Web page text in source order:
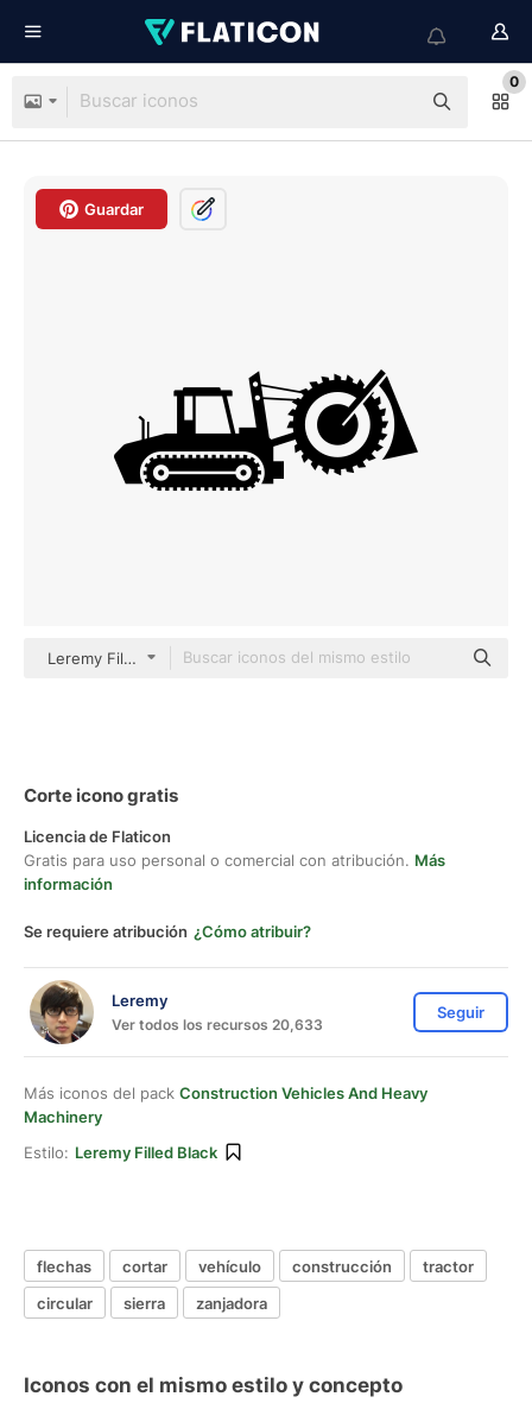
0
Guardar
Leremy Filled Black
Corte icono gratis
Licencia de Flaticon
Gratis para uso personal o comercial con atribución. Más
información
Se requiere atribución ¿Cómo atribuir?
Leremy
Ver todos los recursos 20,633
Seguir
Más iconos del pack Construction Vehicles And Heavy
Machinery
Estilo: Leremy Filled Black
flechas cortar vehículo construcción
tractor
circular
sierra zanjadora
Iconos con el mismo estilo y concepto